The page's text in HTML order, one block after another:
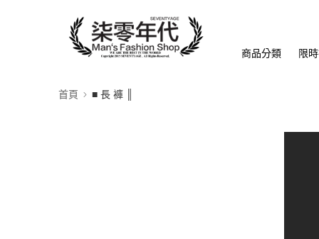
商品分類 限
首頁 ■ 長 褲 ║